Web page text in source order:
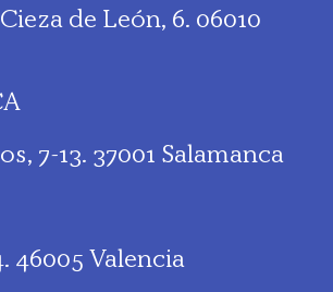
de León, 6. 06010
7-13. 37001 Salamanca
46005 Valencia